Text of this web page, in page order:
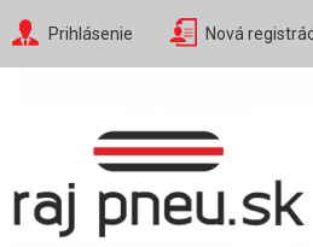
Prihlásenie Nová